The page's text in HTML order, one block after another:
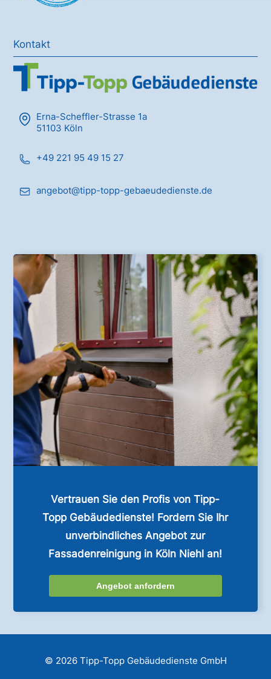
Kontakt
Erna-Scheffler-Strasse 1a
51103 Köln
+49 221 95 49 15 27
angebot@tipp-topp-gebaeudedienste.de
Vertrauen Sie den Profis von Tipp-
Topp Gebäudedienste! Fordern Sie Ihr
unverbindliches Angebot zur
Fassadenreinigung in Köln Niehl an!
Angebot anfordern
© 2026 Tipp-Topp Gebäudedienste GmbH